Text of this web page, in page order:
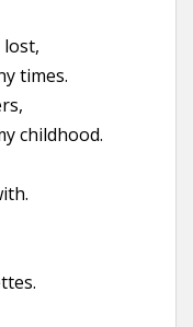
lost,
times.
childhood.